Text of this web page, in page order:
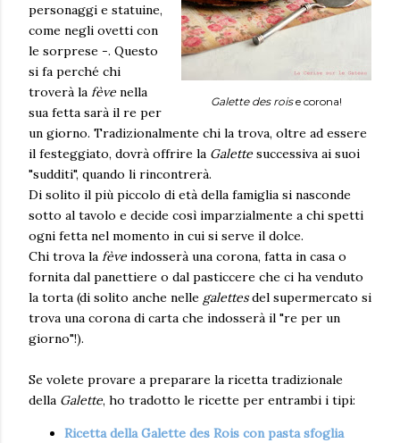
Galette des roise corona!
personaggi e statuine,
come negli ovetti con
le sorprese -. Questo
si fa perché chi
troverà la fève nella
sua fetta sarà il re per
un giorno. Tradizionalmente chi la trova, oltre ad essere
il festeggiato, dovrà offrire la Galette successiva ai suoi
"sudditi", quando li rincontrerà.
Di solito il più piccolo di età della famiglia si nasconde
sotto al tavolo e decide così imparzialmente a chi spetti
ogni fetta nel momento in cui si serve il dolce.
Chi trova la fève indosserà una corona, fatta in casa o
fornita dal panettiere o dal pasticcere che ci ha venduto
la torta (di solito anche nelle galettesdel supermercato si
trova una corona di carta che indosserà il "re per un
giorno"!).
Se volete provare a preparare la ricetta tradizionale
della Galette, ho tradotto le ricette per entrambi i tipi:
Ricetta della Galette des Rois con pasta sfoglia